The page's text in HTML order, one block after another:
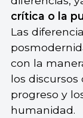
crítica o la
Las
con la
los
progreso y
humanidad.